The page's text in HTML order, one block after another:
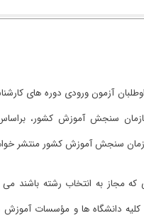
آزﻣﻮن ورودی دوره ﻫﺎی
ﺳﺎزﻣﺎن ﺳﻨﺠﺶ آﻣﻮزش ﻛﺸﻮر،
ﺳﻨﺠﺶ آﻣﻮزش ﻛﺸﻮر ﻣﻨﺘﺸﺮ
ﻛﻪ ﻣﺠﺎز ﺑﻪ اﻧﺘﺨﺎب رﺷﺘﻪ ﺑﺎﺷﻨﺪ
داﻧﺸﮕﺎه ﻫﺎ و ﻣﺆﺳﺴﺎت آﻣﻮزش